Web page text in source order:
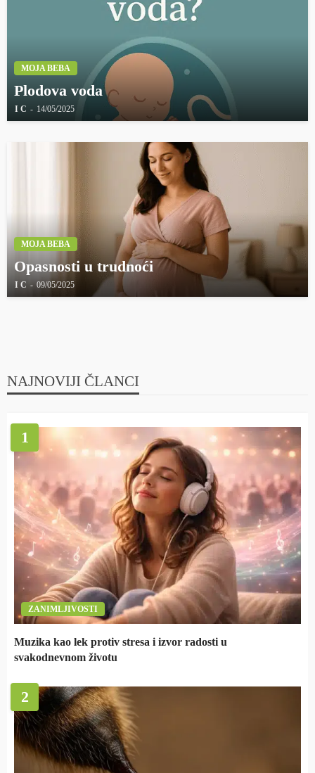
MOJA BEBA
Plodova voda
I C 14/05/2025
MOJA BEBA
Opasnosti u trudnoći
I C 09/05/2025
NAJNOVIJI ČLANCI
1
ZANIMLJIVOSTI
Muzika kao lek protiv stresa i izvor radosti u
svakodnevnom životu
2